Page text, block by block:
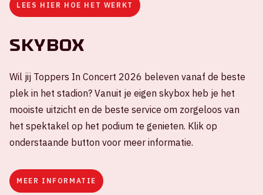
LEES HIER HOE HET WERKT
Skybox
Wil jij Toppers In Concert 2026 beleven vanaf de beste
plek in het stadion? Vanuit je eigen skybox heb je het
mooiste uitzicht en de beste service om zorgeloos van
het spektakel op het podium te genieten. Klik op
onderstaande button voor meer informatie.
MEER INFORMATIE